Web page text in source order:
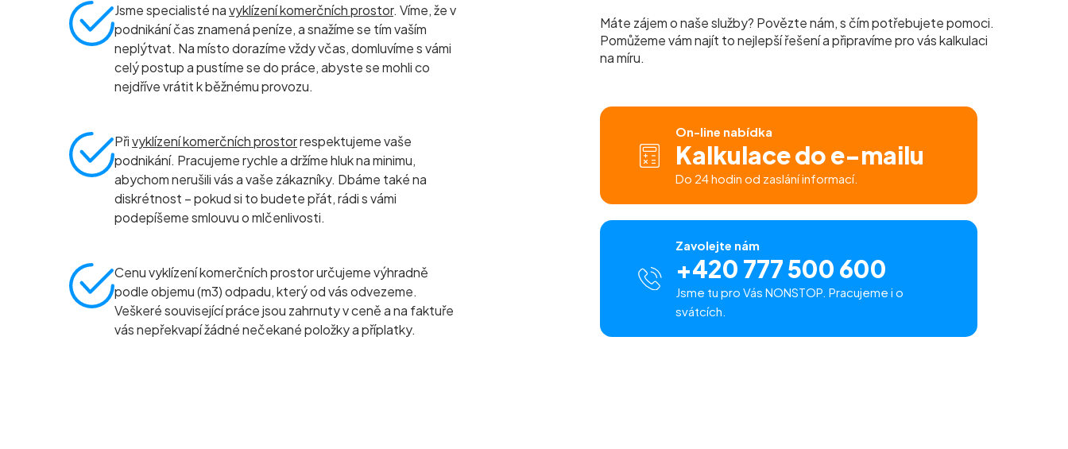
Jsme specialisté navyklízení komerčních prostor. Víme, že v
podnikání čas znamená peníze, a snažíme se tím vaším
neplýtvat. Na místo dorazíme vždy včas, domluvíme s vámi
celý postup a pustíme se do práce, abyste se mohli co
nejdříve vrátit k běžnému provozu.
Přivyklízení komerčních prostorrespektujeme vaše
podnikání. Pracujeme rychle a držíme hluk na minimu,
abychom nerušili vás a vaše zákazníky. Dbáme také na
diskrétnost – pokud si to budete přát, rádi s vámi
podepíšeme smlouvu o mlčenlivosti.
Cenu vyklízení komerčních prostor určujeme výhradně
podle objemu (m3) odpadu, který od vás odvezeme.
Veškeré související práce jsou zahrnuty v ceně a na faktuře
vás nepřekvapí žádné nečekané položky a příplatky.
Máte zájem o naše služby? Povězte nám, s čím potřebujete pomoci.
Pomůžeme vám najít to nejlepší řešení a připravíme pro vás kalkulaci
na míru.
On-line nabídka
Kalkulace do e-mailu
Do 24 hodin od zaslání informací.
Zavolejte nám
+420 777 500 600
Jsme tu pro Vás NONSTOP. Pracujeme i o
svátcích.